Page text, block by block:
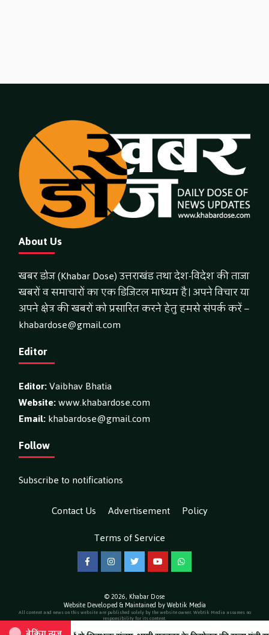
About Us
खबर डोज (Khabar Dose) उत्तराखंड तथा देश-विदेश की ताजा
खबरों व समाचारों का एक डिजिटल माध्यम है। अपने विचार या
अपने क्षेत्र की खबरों को प्रसारित करने हेतु हमसे संपर्क करें –
khabardose@gmail.com
Editor
Editor:Vaibhav Bhatia
Website:www.khabardose.com
Email:khabardose@gmail.com
Follow
Subscribe to notifications
Contact Us
Advertisement
Policy
Terms of Service
FacebookInstagramTwitterYouTubeWhatsApp
© 2026, Khabar Dose
Website Developed & Maintained by Webtik Media
All content and news on this website are published solely by the website owner. Webtik Media assumes no
responsibility for its content.